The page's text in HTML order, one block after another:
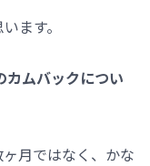
ます。
カムバックについ
月ではなく、かな